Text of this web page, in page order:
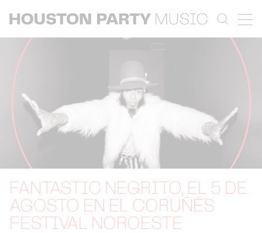
FANTASTIC NEGRITO, EL 5 DE
AGOSTO EN EL CORUÑÉS
FESTIVAL NOROESTE